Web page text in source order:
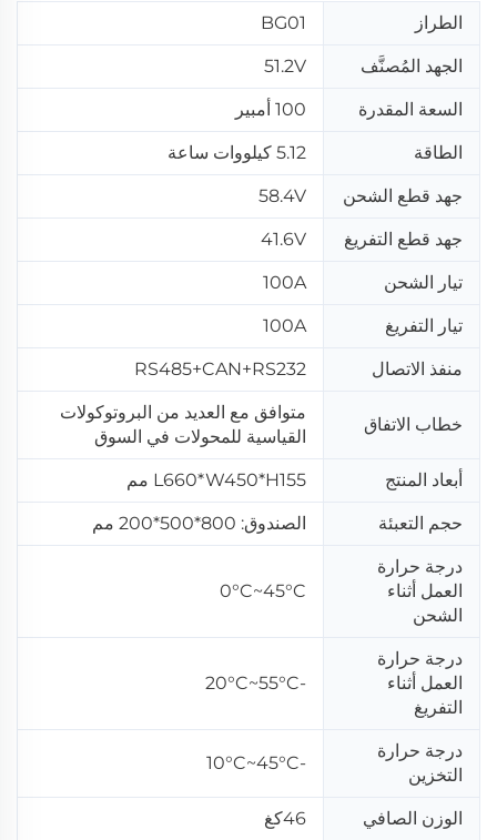
الطراز BG01
الجهد المُصنَّف 51.2V
السعة المقدرة 100 أمبير
الطاقة 5.12 كيلووات ساعة
جهد قطع الشحن 58.4V
جهد قطع التفريغ 41.6V
تيار الشحن 100A
تيار التفريغ 100A
منفذ الاتصال RS485+CAN+RS232
خطاب الاتفاق
متوافق مع العديد من البروتوكولات
القياسية للمحولات في السوق
أبعاد المنتج L660*W450*H155 مم
حجم التعبئة الصندوق: 800*500*200 مم
درجة حرارة
العمل أثناء
الشحن
0°C~45°C
درجة حرارة
العمل أثناء
التفريغ
-20°C~55°C
درجة حرارة
التخزين
-10°C~45°C
الوزن الصافي 46كغ